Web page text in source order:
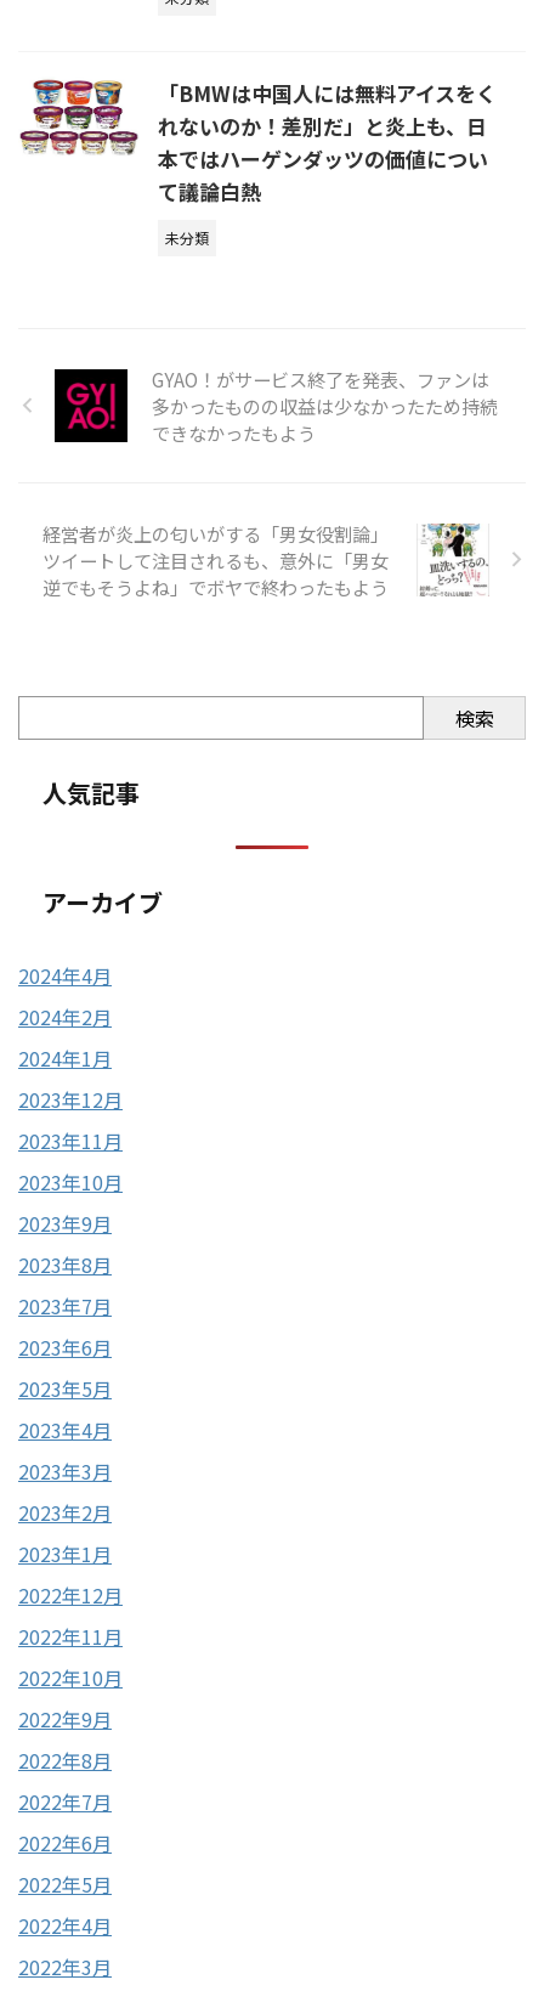
「BMWは中国人には無料アイスをく
れないのか！差別だ」と炎上も、日
本ではハーゲンダッツの価値につい
て議論白熱
未分類
GYAO！がサービス終了を発表、ファンは
多かったものの収益は少なかったため持続
できなかったもよう
経営者が炎上の匂いがする「男女役割論」
ツイートして注目されるも、意外に「男女
逆でもそうよね」でボヤで終わったもよう
検索
人気記事
アーカイブ
2024年4月
2024年2月
2024年1月
2023年12月
2023年11月
2023年10月
2023年9月
2023年8月
2023年7月
2023年6月
2023年5月
2023年4月
2023年3月
2023年2月
2023年1月
2022年12月
2022年11月
2022年10月
2022年9月
2022年8月
2022年7月
2022年6月
2022年5月
2022年4月
2022年3月